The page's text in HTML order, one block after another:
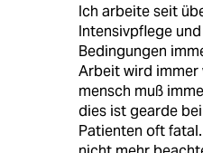
Ich arbeite seit
Intensivpflege
Bedingungen
Arbeit wird
mensch muß
dies ist gearde
Patienten oft